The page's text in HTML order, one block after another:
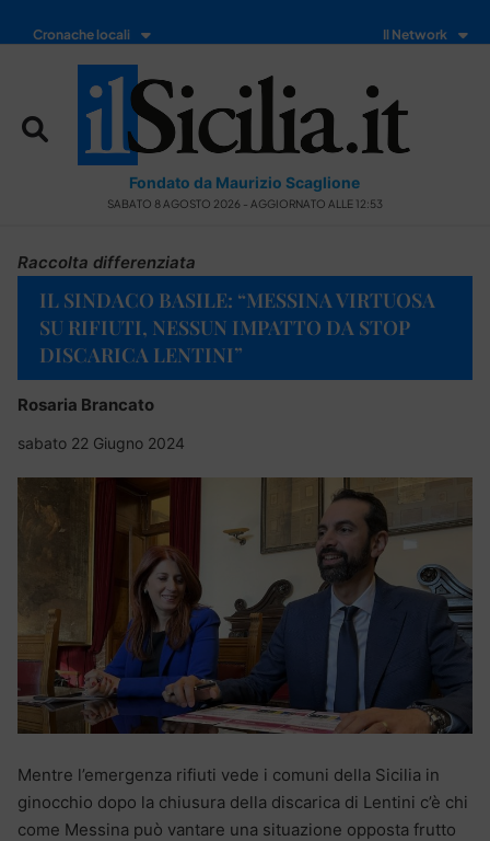
Cronache locali Il Network
Fondato da Maurizio Scaglione
SABATO 8 AGOSTO 2026 - AGGIORNATO ALLE 12:53
Raccolta differenziata
IL SINDACO BASILE: “MESSINA VIRTUOSA
SU RIFIUTI, NESSUN IMPATTO DA STOP
DISCARICA LENTINI”
Rosaria Brancato
sabato 22 Giugno 2024
Mentre l’emergenza rifiuti vede i comuni della Sicilia in
ginocchio dopo la chiusura della discarica di Lentini c’è chi
come Messina può vantare una situazione opposta frutto